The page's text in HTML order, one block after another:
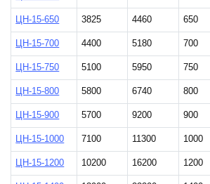
ЦН-15-650 3825 4460 650
ЦН-15-700 4400 5180 700
ЦН-15-750 5100 5950 750
ЦН-15-800 5800 6740 800
ЦН-15-900 5700 9200 900
ЦН-15-1000 7100 11300 1000
ЦН-15-1200 10200 16200 1200